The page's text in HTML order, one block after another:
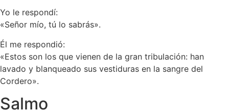
Yo le respondí:
«Señor mío, tú lo sabrás».
Él me respondió:
«Estos son los que vienen de la gran tribulación: han
lavado y blanqueado sus vestiduras en la sangre del
Cordero».
Salmo